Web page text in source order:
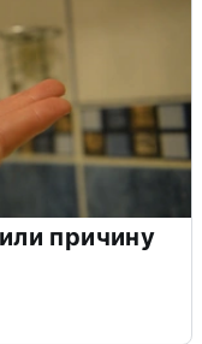
причину